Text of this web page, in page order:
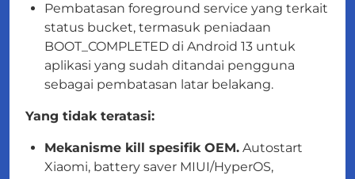
Pembatasan foreground service yang terkait
status bucket, termasuk peniadaan
BOOT_COMPLETED di Android 13 untuk
aplikasi yang sudah ditandai pengguna
sebagai pembatasan latar belakang.
Yang tidak teratasi:
Mekanisme kill spesifik OEM. Autostart
Xiaomi, battery saver MIUI/HyperOS,